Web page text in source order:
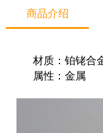
商品介绍
材质：铂铑合
属性：金属